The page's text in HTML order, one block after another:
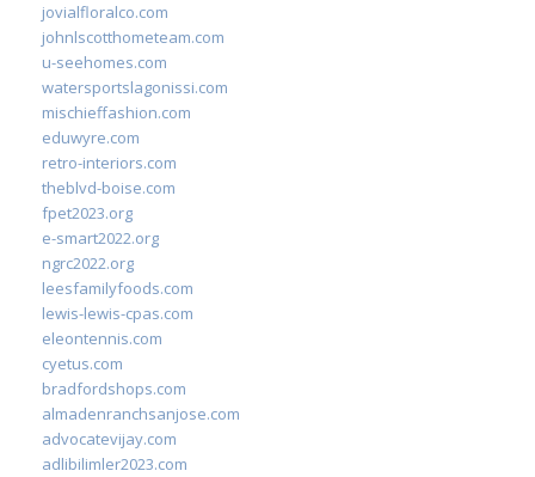
jovialfloralco.com
johnlscotthometeam.com
u-seehomes.com
watersportslagonissi.com
mischieffashion.com
eduwyre.com
retro-interiors.com
theblvd-boise.com
fpet2023.org
e-smart2022.org
ngrc2022.org
leesfamilyfoods.com
lewis-lewis-cpas.com
eleontennis.com
cyetus.com
bradfordshops.com
almadenranchsanjose.com
advocatevijay.com
adlibilimler2023.com